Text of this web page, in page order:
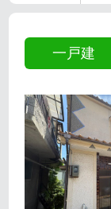
一戸建